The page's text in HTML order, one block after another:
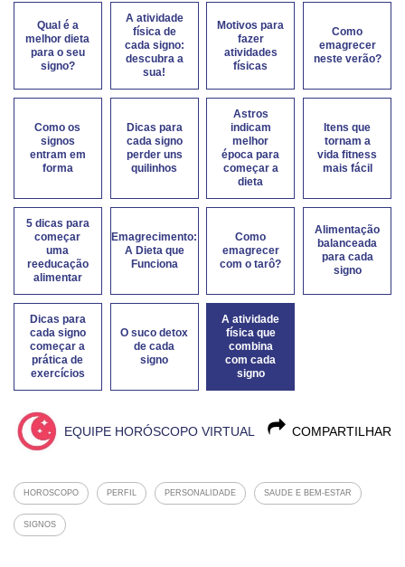
Qual é a
melhor dieta
para o seu
signo?
A atividade
física de
cada signo:
descubra a
sua!
Motivos para
fazer
atividades
físicas
Como
emagrecer
neste verão?
Como os
signos
entram em
forma
Dicas para
cada signo
perder uns
quilinhos
Astros
indicam
melhor
época para
começar a
dieta
Itens que
tornam a
vida fitness
mais fácil
5 dicas para
começar
uma
reeducação
alimentar
Emagrecimento:
A Dieta que
Funciona
Como
emagrecer
com o tarô?
Alimentação
balanceada
para cada
signo
Dicas para
cada signo
começar a
prática de
exercícios
O suco detox
de cada
signo
A atividade
física que
combina
com cada
signo
COMPARTILHAR
EQUIPE HORÓSCOPO VIRTUAL
HOROSCOPO PERFIL PERSONALIDADE SAUDE E BEM-ESTAR
SIGNOS